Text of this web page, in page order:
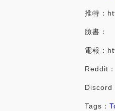
推特：
臉書：
電報：
Reddit：
Discord
Tags：